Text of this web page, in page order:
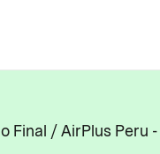
Final / AirPlus Peru